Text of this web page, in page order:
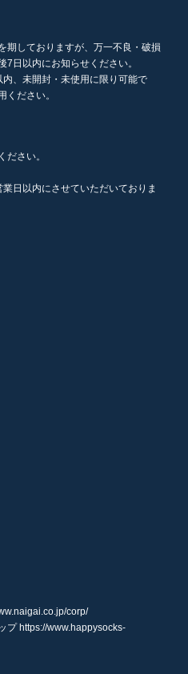
期しておりますが、万一不良・破損
日以内にお知らせください。
、未開封・未使用に限り可能で
ください。
ださい。
日以内にさせていただいておりま
corp/
プ https://www.happysocks-